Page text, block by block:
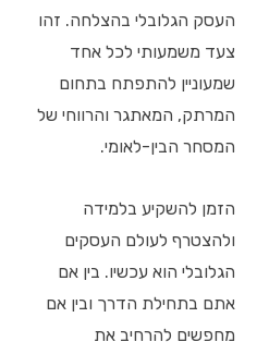
העסק הגלובלי בהצלחה. זהו
צעד משמעותי לכל אחד
שמעוניין להתפתח בתחום
המרתק, המאתגר והרווחי של
המסחר הבין-לאומי.
הזמן להשקיע בלמידה
ולהצטרף לעולם העסקים
הגלובלי הוא עכשיו. בין אם
אתם בתחילת הדרך ובין אם
מחפשים להרחיב את